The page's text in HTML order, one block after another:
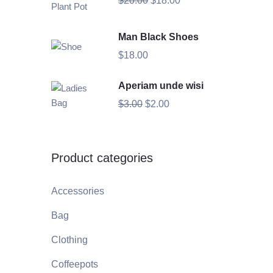
Man Black Shoes
$18.00
Aperiam unde wisi
$3.00 $2.00
Product categories
Accessories
Bag
Clothing
Coffeepots